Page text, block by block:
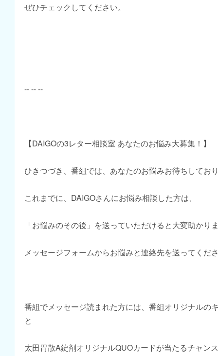
ぜひチェックしてください。
-- -- --
【DAIGOの3レター相談室 あなたのお悩み大募集！】
ひきつづき、番組では、あなたのお悩みお待ちしてお
これまでに、DAIGOさんにお悩み相談した方は、
「お悩みのその後」を送っていただけると大変助かり
メッセージフォームからお悩みと連絡先を送ってくだ
番組でメッセージ読まれた方には、番組オリジナルの
と
太田胃散A錠剤オリジナルQUOカードが当たるチャン